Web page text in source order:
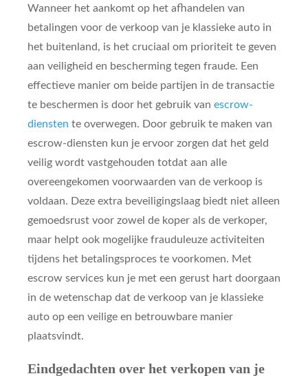
Wanneer het aankomt op het afhandelen van
betalingen voor de verkoop van je klassieke auto in
het buitenland, is het cruciaal om prioriteit te geven
aan veiligheid en bescherming tegen fraude. Een
effectieve manier om beide partijen in de transactie
te beschermen is door het gebruik van escrow-
diensten te overwegen. Door gebruik te maken van
escrow-diensten kun je ervoor zorgen dat het geld
veilig wordt vastgehouden totdat aan alle
overeengekomen voorwaarden van de verkoop is
voldaan. Deze extra beveiligingslaag biedt niet alleen
gemoedsrust voor zowel de koper als de verkoper,
maar helpt ook mogelijke frauduleuze activiteiten
tijdens het betalingsproces te voorkomen. Met
escrow services kun je met een gerust hart doorgaan
in de wetenschap dat de verkoop van je klassieke
auto op een veilige en betrouwbare manier
plaatsvindt.
Eindgedachten over het verkopen van je